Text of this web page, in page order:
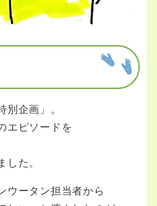
別企画」。
エピソードを
した。
ウータン担当者から